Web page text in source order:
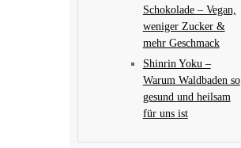
Schokolade – Vegan,
weniger Zucker &
mehr Geschmack
Shinrin Yoku –
Warum Waldbaden so
gesund und heilsam
für uns ist